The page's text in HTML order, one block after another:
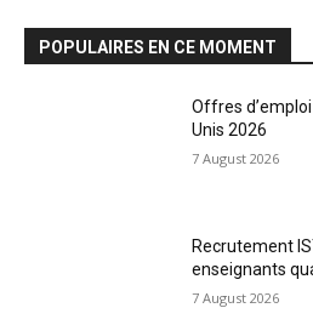
POPULAIRES EN CE MOMENT
Offres
Unis 2026
7 August 2026
Recrutement
enseignants
7 August 2026